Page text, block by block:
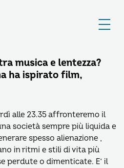
musica e lentezza?
ha ispirato film,
alle 23.35 affronteremo il
società sempre più liquida e
spesso alienazione ,
in ritmi e stili di vita più
perdute o dimenticate. E’ il